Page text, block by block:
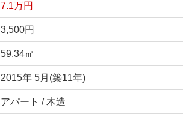
7.1万円
3,500円
59.34㎡
2015年 5月(築11年)
アパート / 木造